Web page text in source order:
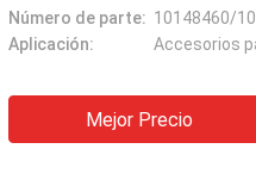
Número de parte: 10148460/
Aplicación:
Accesorios
Mejor Precio